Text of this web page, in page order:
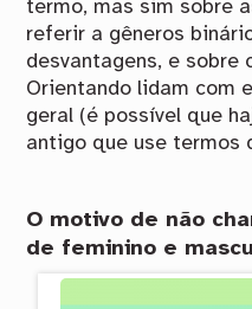
termo, mas sim sobre
referir a gêneros
desvantagens, e sobre
Orientando lidam com
geral (é possível que
antigo que use termos
O motivo de não
de feminino e